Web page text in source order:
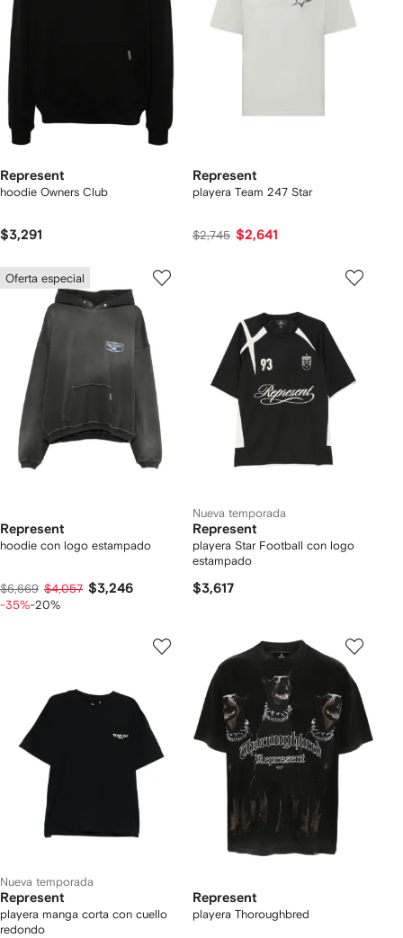
Represent
hoodie Owners Club
$3,291
Represent
playera Team 247 Star
$2,745 $2,641
Oferta especial
Represent
hoodie con logo estampado
$6,669 $4,057 $3,246
-35%-20%
Nueva temporada
Represent
playera Star Football con logo
estampado
$3,617
Nueva temporada
Represent
playera manga corta con cuello
redondo
Represent
playera Thoroughbred